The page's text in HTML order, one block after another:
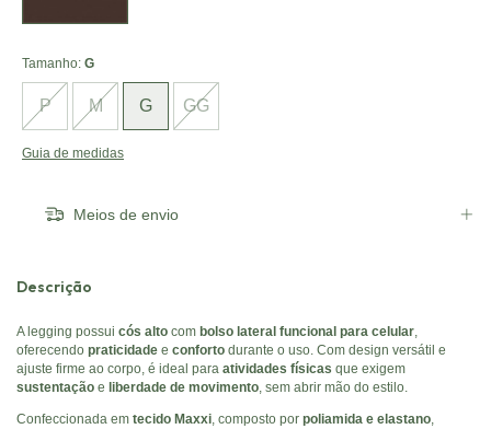
Tamanho: G
P M G GG
Guia de medidas
Meios de envio
Descrição
A legging possui cós alto com bolso lateral funcional para celular,
oferecendo praticidade e conforto durante o uso. Com design versátil e
ajuste firme ao corpo, é ideal para atividades físicas que exigem
sustentação e liberdade de movimento, sem abrir mão do estilo.
Confeccionada em tecido Maxxi, composto por poliamida e elastano,